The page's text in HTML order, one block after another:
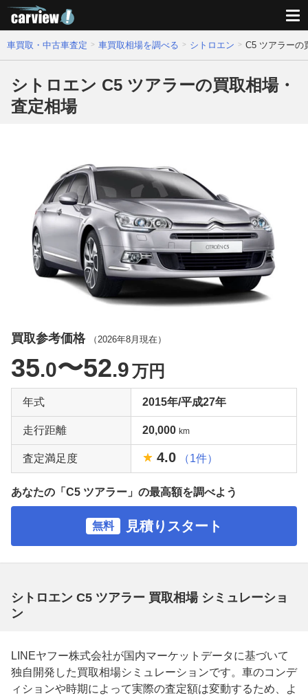
車買取・中古車査定 車買取相場を調べる シトロエン C5 ツアラーの
シトロエン C5 ツアラーの買取相場・
査定相場
買取参考価格 （ 2026年8月 現在）
35.0〜52.9万円
年式 2015年/平成27年
走行距離 20,000 km
査定満足度 4.0 （1件）
あなたの「C5 ツアラー」の最高額を調べよう
無料 見積りスタート
シトロエン C5 ツアラー 買取相場 シミュレーショ
ン
LINEヤフー株式会社が国内マーケットデータに基づいて
独自開発した買取相場シミュレーションです。車のコンデ
ィションや時期によって実際の査定額は変動するため、よ